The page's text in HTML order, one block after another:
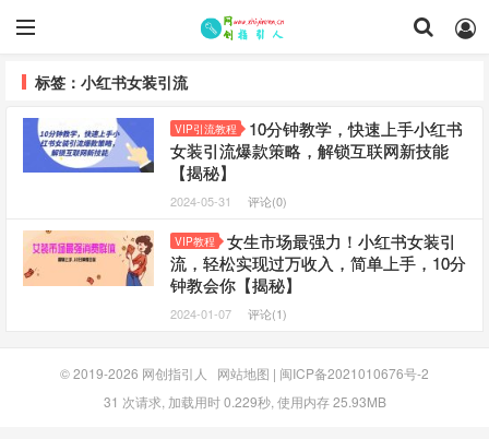
标签：小红书女装引流
VIP引流教程
10分钟教学，快速上手小红书
女装引流爆款策略，解锁互联网新技能
【揭秘】
2024-05-31 评论(0)
VIP教程
女生市场最强力！小红书女装引
流，轻松实现过万收入，简单上手，10分
钟教会你【揭秘】
2024-01-07 评论(1)
© 2019-2026 网创指引人 网站地图 | 闽ICP备2021010676号-2
31 次请求, 加载用时 0.229秒, 使用内存 25.93MB